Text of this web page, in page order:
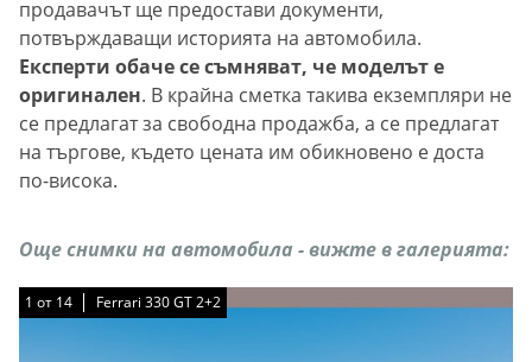
продавачът ще предостави документи,
потвърждаващи историята на автомобила.
Експерти обаче се съмняват, че моделът е
оригинален. В крайна сметка такива екземпляри не
се предлагат за свободна продажба, а се предлагат
на търгове, където цената им обикновено е доста
по-висока.
Още снимки на автомобила - вижте в галерията:
1 от 14 Ferrari 330 GT 2+2
1 от 14 Ferrari 330 GT 2+2
1 от 14 Ferrari 330 GT 2+2
1 от 14 Ferrari 330 GT 2+2
1 от 14 Ferrari 330 GT 2+2
1 от 14 Ferrari 330 GT 2+2
1 от 14 Ferrari 330 GT 2+2
1 от 14 Ferrari 330 GT 2+2
1 от 14 Ferrari 330 GT 2+2
1 от 14 Ferrari 330 GT 2+2
1 от 14 Ferrari 330 GT 2+2
1 от 14 Ferrari 330 GT 2+2
1 от 14 Ferrari 330 GT 2+2
1 от 14 Ferrari 330 GT 2+2